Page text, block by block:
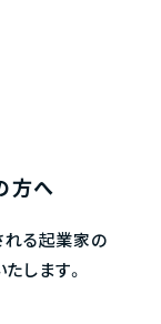
方へ
れる起業家の
します。